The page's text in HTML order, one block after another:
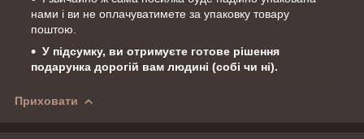
нами і ви не оплачуватимете за упаковку товару
поштою.
У підсумку, ви отримуєте готове рішення
подарунка дорогій вам людині (собі чи ні).
Приховати